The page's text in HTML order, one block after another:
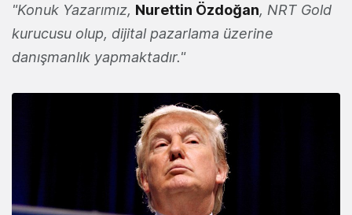
"Konuk Yazarımız, Nurettin Özdoğan, NRT Gold
kurucusu olup, dijital pazarlama üzerine
danışmanlık yapmaktadır."